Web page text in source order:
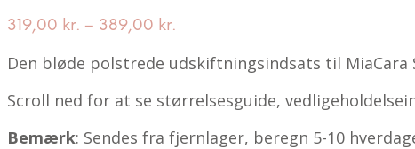
319,00 kr. – 389,00 kr.
319,00 kr.
389,00 kr.
Den bløde polstrede udskiftningsindsats til
Scroll ned for at se størrelsesguide,
Bemærk: Sendes fra fjernlager, beregn 5-10